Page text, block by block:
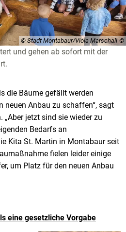
© Stadt Montabaur/Viola Marschall
und gehen ab sofort mit der
die Bäume gefällt werden
neuen Anbau zu schaffen“, sagt
„Aber jetzt sind sie wieder zu
Bedarfs an
Kita St. Martin in Montabaur seit
fielen leider einige
um Platz für den neuen Anbau
eine gesetzliche Vorgabe